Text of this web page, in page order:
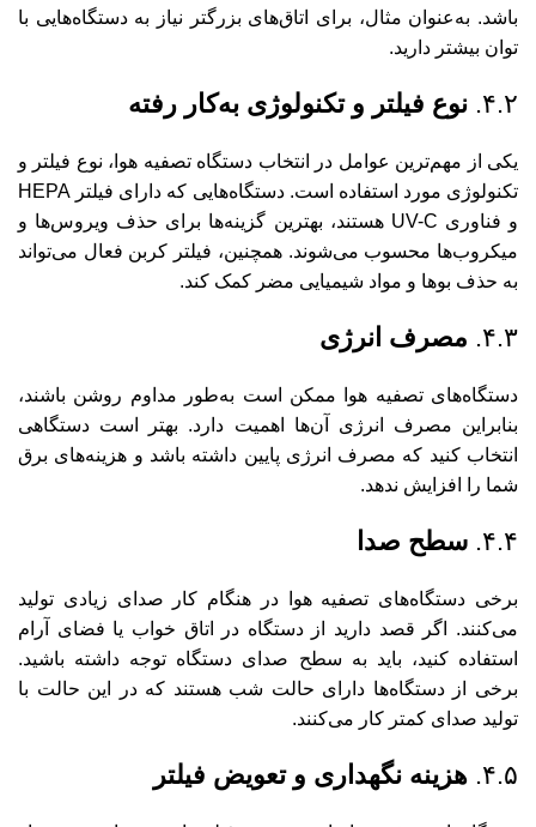
باشد. به‌عنوان مثال، برای اتاق‌های بزرگتر نیاز به دستگاه‌هایی با
توان بیشتر دارید.
۴.۲. نوع فیلتر و تکنولوژی به‌کار رفته
یکی از مهم‌ترین عوامل در انتخاب دستگاه تصفیه هوا، نوع فیلتر و
تکنولوژی مورد استفاده است. دستگاه‌هایی که دارای فیلتر HEPA
و فناوری UV-C هستند، بهترین گزینه‌ها برای حذف ویروس‌ها و
میکروب‌ها محسوب می‌شوند. همچنین، فیلتر کربن فعال می‌تواند
به حذف بوها و مواد شیمیایی مضر کمک کند.
۴.۳. مصرف انرژی
دستگاه‌های تصفیه هوا ممکن است به‌طور مداوم روشن باشند،
بنابراین مصرف انرژی آن‌ها اهمیت دارد. بهتر است دستگاهی
انتخاب کنید که مصرف انرژی پایین داشته باشد و هزینه‌های برق
شما را افزایش ندهد.
۴.۴. سطح صدا
برخی دستگاه‌های تصفیه هوا در هنگام کار صدای زیادی تولید
می‌کنند. اگر قصد دارید از دستگاه در اتاق خواب یا فضای آرام
استفاده کنید، باید به سطح صدای دستگاه توجه داشته باشید.
برخی از دستگاه‌ها دارای حالت شب هستند که در این حالت با
تولید صدای کمتر کار می‌کنند.
۴.۵. هزینه نگهداری و تعویض فیلتر